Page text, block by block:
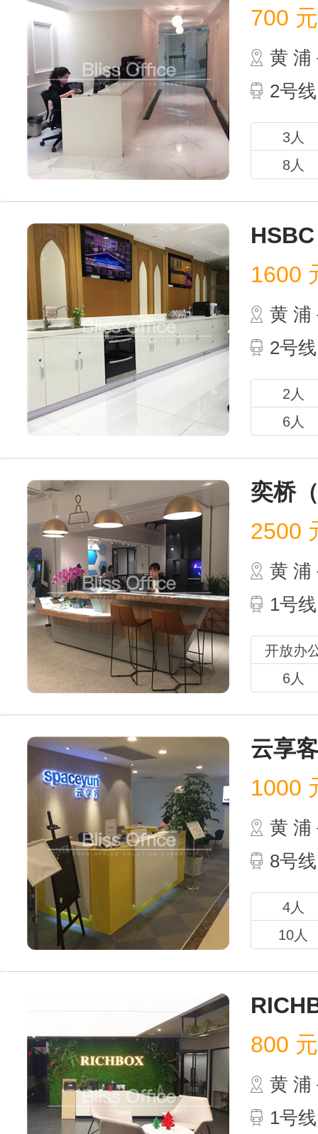
700
黄 浦
2号
3人
8人
1600
黄 浦
2号
2人
6人
奕桥
2500
黄 浦
1号
开放办
6人
云享
1000
黄 浦
8号
4人
10人
800
黄 浦
1号